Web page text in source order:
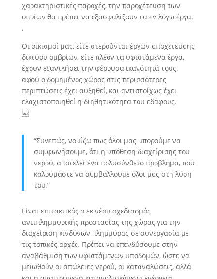
χαρακτηριστικές παροχές, την παροχέτευση των
οποίων θα πρέπει να εξασφαλίζουν τα εν λόγω έργα.
.
Οι οικισμοί μας, είτε στερούνται έργων αποχέτευσης
δικτύου ομβρίων, είτε πλέον τα υφιστάμενα έργα,
έχουν εξαντλήσει την φέρουσα ικανότητά τους,
αφού ο δομημένος χώρος στις περισσότερες
περιπτώσεις έχει αυξηθεί, και αντιστοίχως έχει
ελαχιστοποιηθεί η διηθητικότητα του εδάφους.
￼
“Συνεπώς, νομίζω πως όλοι μας μπορούμε να
συμφωνήσουμε, ότι η υπόθεση διαχείρισης του
νερού, αποτελεί ένα πολυσύνθετο πρόβλημα, που
καλούμαστε να συμβάλλουμε όλοι μας στη λύση
του.”
Είναι επιτακτικός ο εκ νέου σχεδιασμός
αντιπλημμυρικής προστασίας της χώρας για την
διαχείριση κινδύνων πλημμύρας σε συνεργασία με
τις τοπικές αρχές. Πρέπει να επενδύσουμε στην
αναβάθμιση των υφιστάμενων υποδομών, ώστε να
μειωθούν οι απώλειες νερού, οι καταναλώσεις, αλλά